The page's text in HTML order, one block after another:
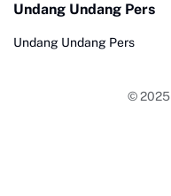
Undang Undang Pers
Undang Undang Pers
© 2025